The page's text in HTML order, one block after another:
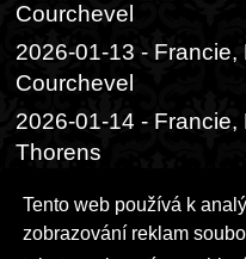
Tento web používá k
zobrazování reklam
Courchevel
2026-01-13 - Francie,
Courchevel
2026-01-14 - Francie,
Thorens
2026-01-15 -
2026-01-16 -